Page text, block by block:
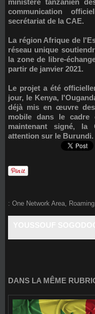
ministère tanzanien
communication
secrétariat de la CAE.
La région Afrique de
réseau unique
la zone de libre-
partir de janvier 2021.
Le projet a été
jour, le Kenya,
déjà mis en œuvre
mobile dans le cadre
maintenant signé, la
attention sur le Burundi.
: One Network Area, Roaming
DANS LA MÊME